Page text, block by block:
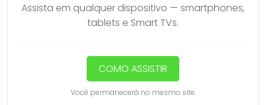
Assista em qualquer dispositivo — smartphones,
tablets e Smart TVs.
COMO ASSISTIR
Você permanecerá no mesmo site.